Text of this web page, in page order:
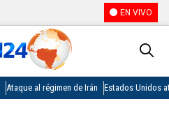
EN VIVO
Ataque al régimen de Irán Estados Unidos